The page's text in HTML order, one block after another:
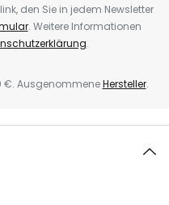
den Sie in jedem Newsletter
. Weitere Informationen
.
€. AusgenommeneHersteller.